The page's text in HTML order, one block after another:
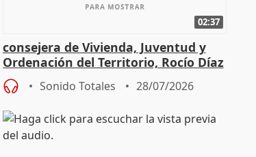
02:37
consejera de Vivienda, Juventud y
Ordenación del Territorio, Rocío Díaz
Sonido Totales 28/07/2026